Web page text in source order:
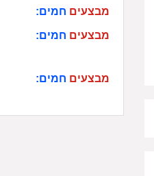
מבצעים חמים:
מבצעים חמים:
מבצעים חמים: